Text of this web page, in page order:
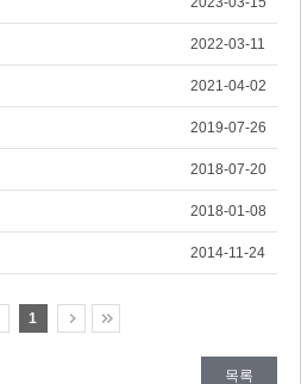
2022-03-11
2021-04-02
2019-07-26
2018-07-20
2018-01-08
2014-11-24
1
목록